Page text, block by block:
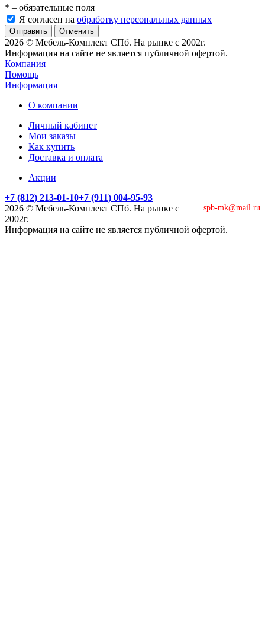
* – обязательные поля
Я согласен на обработку персональных данных
Отменить
2026 © Мебель-Комплект СПб. На рынке с 2002г.
Информация на сайте не является публичной офертой.
Компания
Помощь
Информация
О компании
Личный кабинет
Мои заказы
Как купить
Доставка и оплата
Акции
+7 (812) 213-01-10+7 (911) 004-95-93
spb-mk@mail.ru
2026 © Мебель-Комплект СПб. На рынке с
2002г.
Информация на сайте не является публичной офертой.